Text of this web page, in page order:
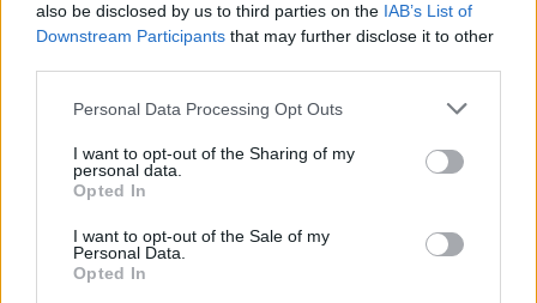
also be disclosed by us to third parties on the IAB’s List of
Downstream Participants that may further disclose it to other
Please note that this website/app uses one or more Google
not limited to your visit or usage behaviour. You may click to
grant or deny consent to Google and its third-party tags to
use your data for below specified purposes in below Google
consent section.
Personal Data Processing Opt Outs
I want to opt-out of the Sharing of my
personal data.
Opted In
I want to opt-out of the Sale of my
Personal Data.
Opted In